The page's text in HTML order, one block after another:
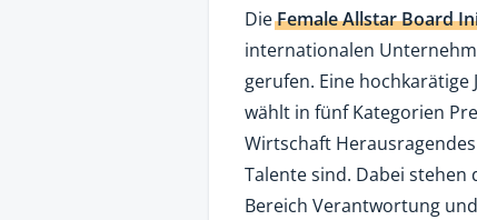
DieFemale Allstar Board
internationalen
gerufen. Eine
wählt in fünf Kategorien
Wirtschaft
Talente sind. Dabei
Bereich Verantwortung